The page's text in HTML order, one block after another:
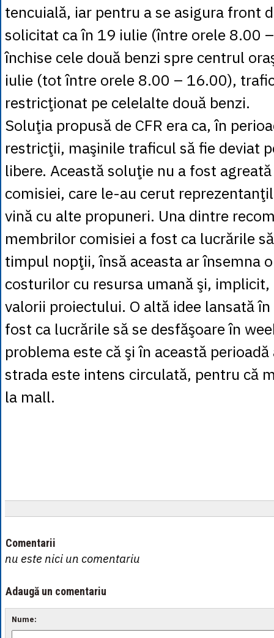
tencuială, iar pentru a se asigura front
solicitat ca în 19 iulie (între orele 8.00
închise cele două benzi spre centrul
iulie (tot între orele 8.00 – 16.00),
restricţionat pe celelalte două benzi.
Soluţia propusă de CFR era ca, în
restricţii, maşinile traficul să fie deviat
libere. Această soluţie nu a fost
comisiei, care le-au cerut
vină cu alte propuneri. Una dintre
membrilor comisiei a fost ca lucrările
timpul nopţii, însă aceasta ar însemna
costurilor cu resursa umană şi,
valorii proiectului. O altă idee lansată
fost ca lucrările să se desfăşoare în
problema este că şi în această
strada este intens circulată, pentru că
la mall.
Comentarii
nu este nici un comentariu
Adaugă un comentariu
Nume: